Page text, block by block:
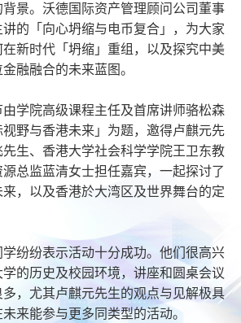
景。沃德国际资产管理顾问公司董事
的「向心坍缩与电币复合」，为大家
新时代「坍缩」重组，以及探究中美
融融合的未来蓝图。
学院高级课程主任及首席讲师骆松森
野与香港未来」为题，邀得卢麒元先
生、香港大学社会科学学院王卫东教
总监蓝清女士担任嘉宾，一起探讨了
，以及香港於大湾区及世界舞台的定
纷纷表示活动十分成功。他们很高兴
的历史及校园环境，讲座和圆桌会议
，尤其卢麒元先生的观点与见解极具
来能参与更多同类型的活动。